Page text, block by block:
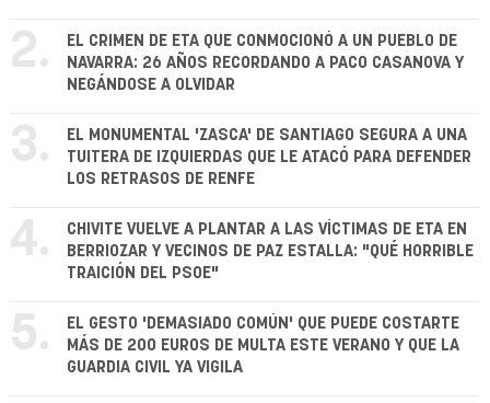
2.
EL CRIMEN DE ETA QUE CONMOCIONÓ A UN PUEBLO DE
NAVARRA: 26 AÑOS RECORDANDO A PACO CASANOVA Y
NEGÁNDOSE A OLVIDAR
3.
EL MONUMENTAL 'ZASCA' DE SANTIAGO SEGURA A UNA
TUITERA DE IZQUIERDAS QUE LE ATACÓ PARA DEFENDER
LOS RETRASOS DE RENFE
4.
CHIVITE VUELVE A PLANTAR A LAS VÍCTIMAS DE ETA EN
BERRIOZAR Y VECINOS DE PAZ ESTALLA: "QUÉ HORRIBLE
TRAICIÓN DEL PSOE"
5.
EL GESTO 'DEMASIADO COMÚN' QUE PUEDE COSTARTE
MÁS DE 200 EUROS DE MULTA ESTE VERANO Y QUE LA
GUARDIA CIVIL YA VIGILA